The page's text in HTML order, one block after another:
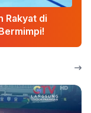
Rakyat di